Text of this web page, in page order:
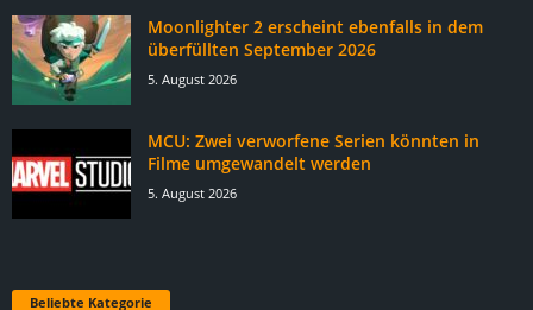
Moonlighter 2 erscheint ebenfalls in dem
überfüllten September 2026
5. August 2026
MCU: Zwei verworfene Serien könnten in
Filme umgewandelt werden
5. August 2026
Beliebte Kategorie